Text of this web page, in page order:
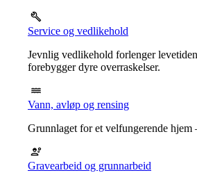
Service og vedlikehold
Jevnlig vedlikehold forlenger
forebygger dyre overraskelser.
Vann, avløp og rensing
Grunnlaget for et velfungerende hjem
Gravearbeid og grunnarbeid